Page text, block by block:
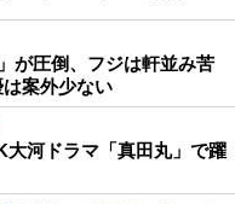
が圧倒、フジは軒並み苦
案外少ない
河ドラマ「真田丸」で躍